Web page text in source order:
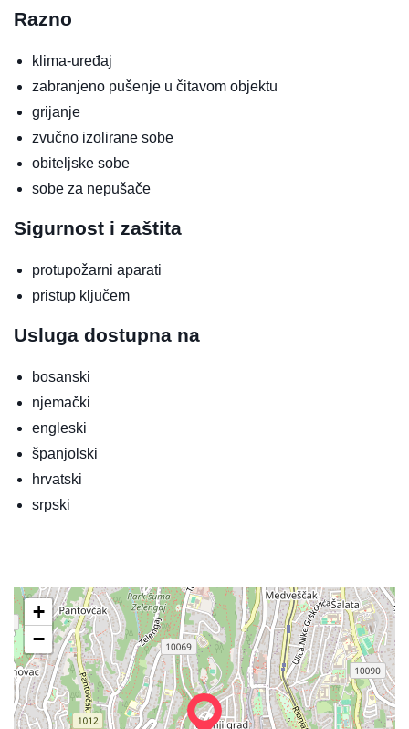
Razno
klima-uređaj
zabranjeno pušenje u čitavom objektu
grijanje
zvučno izolirane sobe
obiteljske sobe
sobe za nepušače
Sigurnost i zaštita
protupožarni aparati
pristup ključem
Usluga dostupna na
bosanski
njemački
engleski
španjolski
hrvatski
srpski
+
−